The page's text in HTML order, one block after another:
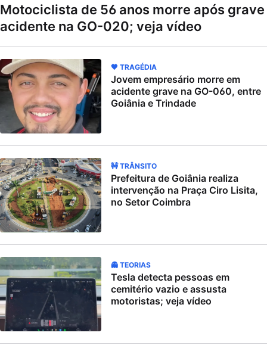
Motociclista de 56 anos morre após grave
acidente na GO-020; veja vídeo
🖤 TRAGÉDIA
Jovem empresário morre em
acidente grave na GO-060, entre
Goiânia e Trindade
🚧 TRÂNSITO
Prefeitura de Goiânia realiza
intervenção na Praça Ciro Lisita,
no Setor Coimbra
👻 TEORIAS
Tesla detecta pessoas em
cemitério vazio e assusta
motoristas; veja vídeo